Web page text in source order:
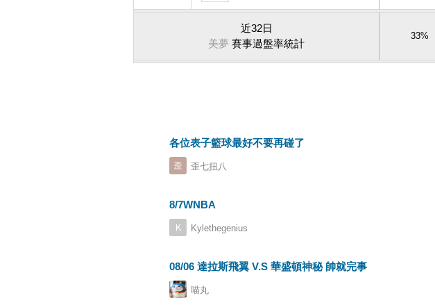
近32日
美夢 賽事過盤率統計
33%
各位表子籃球最好不要再碰了
歪七扭八
8/7WNBA
Kylethegenius
08/06 達拉斯飛翼 V.S 華盛頓神秘 帥就完事
喵丸